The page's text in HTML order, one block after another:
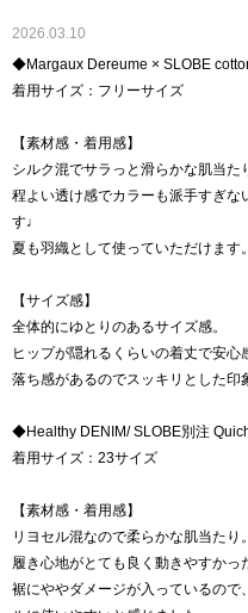
2026.03.10
◆Margaux Dereume × SLOBE
着用サイズ：フリーサイズ
【素材感・着用感】
シルク混でサラっと滑らかな肌当た
程よい透け感でカラーも派手すぎ
す♩
夏も羽織として使っていただけます。
【サイズ感】
全体的にゆとりのあるサイズ感。
ヒップが隠れるくらいの着丈で安心
落ち感があるのでスッキリとした印
◆Healthy DENIM/ SLOBE別注
着用サイズ：23サイズ
【素材感・着用感】
リヨセル混なので柔らかな肌当たり。
履き心地がとても良く動きやすかっ
裾にややダメージが入っているの